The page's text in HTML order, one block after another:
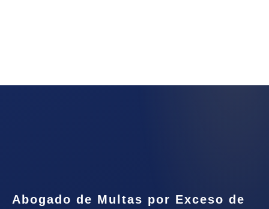
Abogado de Multas por Exceso de